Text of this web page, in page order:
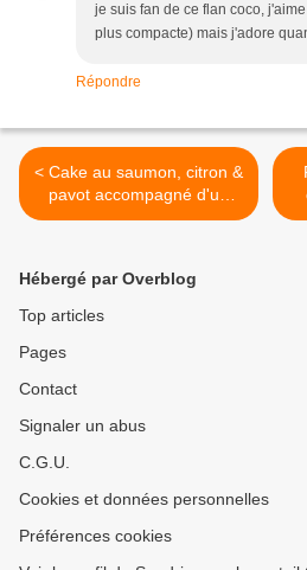
je suis fan de ce flan coco,
plus compacte) mais j'adore
Répondre
< Cake au saumon, citron &
pavot accompagné d'un
velouté à la ciboulette
Hébergé par Overblog
Top articles
Pages
Contact
Signaler un abus
C.G.U.
Cookies et données personnelles
Préférences cookies